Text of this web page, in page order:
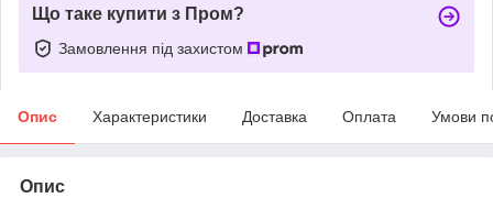
Що таке купити з Пром?
Замовлення під захистом
Опис Характеристики Доставка Оплата Умови
Опис